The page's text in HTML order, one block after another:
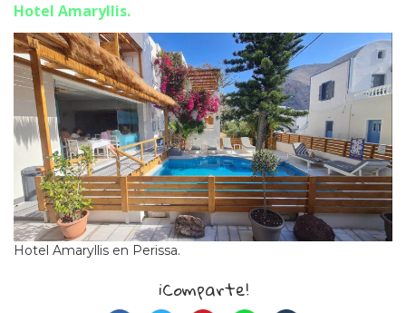
Hotel Amaryllis.
Hotel Amaryllis en Perissa.
¡Comparte!